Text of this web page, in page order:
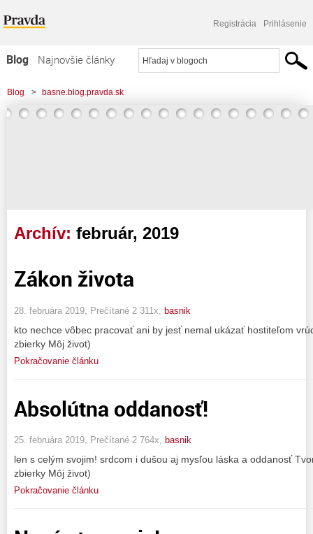
Registrácia Prihlásenie
Blog
Najnovšie články
Najčítanejšie články
Najkomentovanejšie články
Blog > basne.blog.pravda.sk
Archív: február, 2019
Zákon života
28. februára 2019, Prečítané 2 311x, basnik
kto nechce vôbec pracovať ani by jesť nemal ukázať hostiteľom
zbierky Môj život)
Pokračovanie článku
Absolútna oddanosť!
25. februára 2019, Prečítané 2 764x, basnik
len s celým svojim! srdcom i dušou aj mysľou láska a oddanosť
zbierky Môj život)
Pokračovanie článku